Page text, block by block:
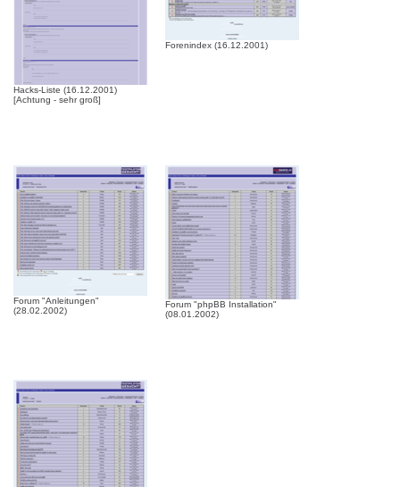
Hacks-Liste (16.12.2001)
[Achtung - sehr groß]
Forenindex (16.12.2001)
Forum "Anleitungen"
(28.02.2002)
Forum "phpBB Installation"
(08.01.2002)